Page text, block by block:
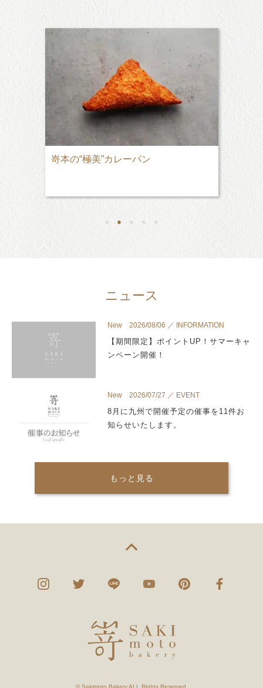
嵜本の“極美”カレーパン
● ● ● ● ●
ニュース
New 2026/08/06 ／ INFORMATION
【期間限定】ポイントUP！サマーキャ
ンペーン開催！
New 2026/07/27 ／ EVENT
8月に九州で開催予定の催事を11件お
知らせいたします。
もっと見る
© Sakimoto Bakery ALL Rights Reserved.